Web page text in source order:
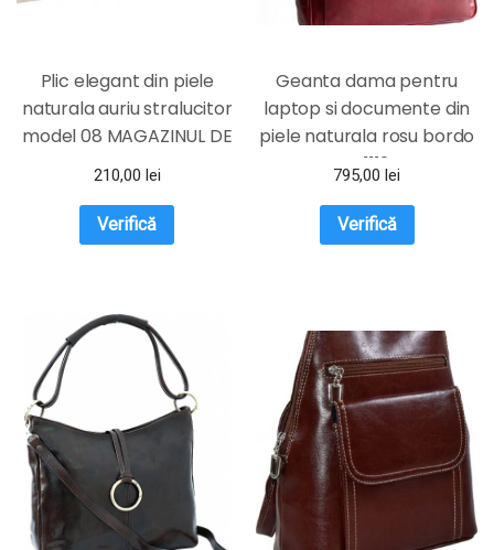
Plic elegant din piele
naturala auriu stralucitor
model 08 MAGAZINUL DE
GENTI
210,00 lei
Verifică
Geanta dama pentru
laptop si documente din
piele naturala rosu bordo
DFS1112D
795,00 lei
Verifică